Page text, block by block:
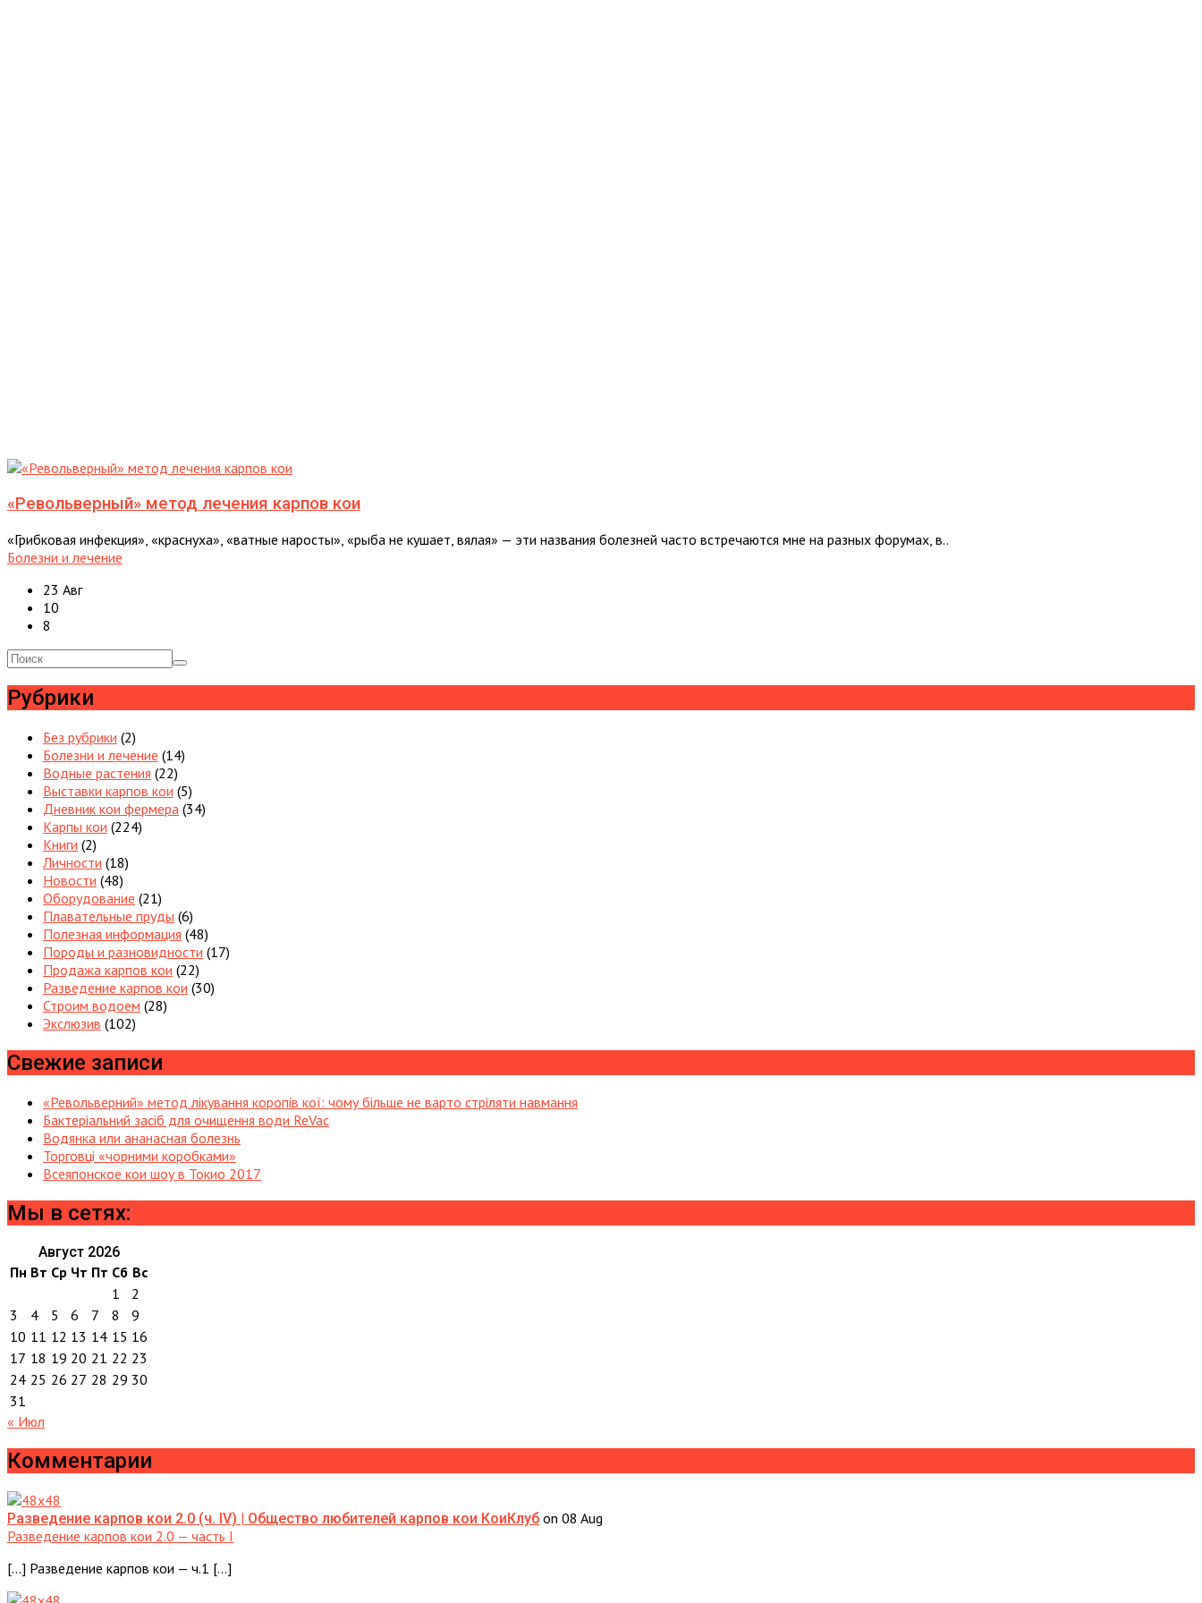
«Револьверный» метод лечения карпов кои
«Грибковая инфекция», «краснуха», «ватные наросты», «рыба не кушает, вялая» — эти названия болезней часто встречаются мне на разных форумах, в..
Болезни и лечение
23 Авг
10
8
Рубрики
Без рубрики (2)
Болезни и лечение (14)
Водные растения (22)
Выставки карпов кои (5)
Дневник кои фермера (34)
Карпы кои (224)
Книги (2)
Личности (18)
Новости (48)
Оборудование (21)
Плавательные пруды (6)
Полезная информация (48)
Породы и разновидности (17)
Продажа карпов кои (22)
Разведение карпов кои (30)
Строим водоем (28)
Экслюзив (102)
Свежие записи
«Револьверний» метод лікування коропів кої: чому більше не варто стріляти навмання
Бактеріальний засіб для очищення води ReVac
Водянка или ананасная болезнь
Торговці «чорними коробками»
Всеяпонское кои шоу в Токио 2017
Мы в сетях:
Август 2026
Пн Вт Ср Чт Пт Сб Вс
1
2
3
4 5 6 7 8
9
10 11 12 13 14 15 16
17 18 19 20 21 22 23
24 25 26 27 28 29 30
31
« Июл
Комментарии
Разведение карпов кои 2.0 (ч. IV) | Общество любителей карпов кои КоиКлуб on 08 Aug
Разведение карпов кои 2.0 — часть I
[…] Разведение карпов кои — ч.1 […]